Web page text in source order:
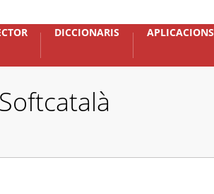
DICCIONARIS APLICACIONS